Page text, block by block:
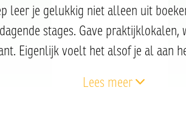
leer je gelukkig niet alleen uit
stages. Gave praktijklokalen,
Eigenlijk voelt het alsof je al aan
Lees meer